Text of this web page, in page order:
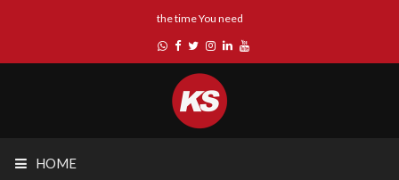
the time You need
HOME